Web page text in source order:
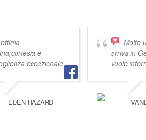
ottima
e
eccezionale.
EDEN HAZARD
Molto
arriva in
vuole